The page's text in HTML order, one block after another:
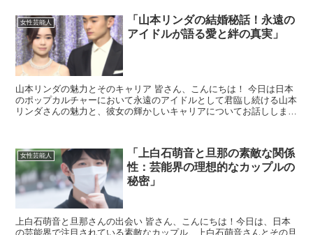
女性芸能人
「山本リンダの結婚秘話！永遠の
アイドルが語る愛と絆の真実」
山本リンダの魅力とそのキャリア 皆さん、こんにちは！ 今日は日本
のポップカルチャーにおいて永遠のアイドルとして君臨し続ける山本
リンダさんの魅力と、彼女の輝かしいキャリアについてお話ししま
女性芸能人
「上白石萌音と旦那の素敵な関係
性：芸能界の理想的なカップルの
秘密」
上白石萌音と旦那さんの出会い 皆さん、こんにちは！今日は、日本
の芸能界で注目されている素敵なカップル、上白石萌音さんとその旦